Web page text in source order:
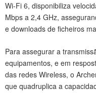
Wi-Fi 6, disponibiliza
Mbps a 2,4 GHz,
e downloads de ficheiros
Para assegurar a
equipamentos, e em
das redes Wireless, o
que quadruplica a